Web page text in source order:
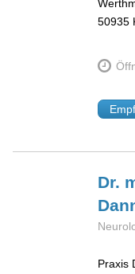
50935
Dr.
Praxis